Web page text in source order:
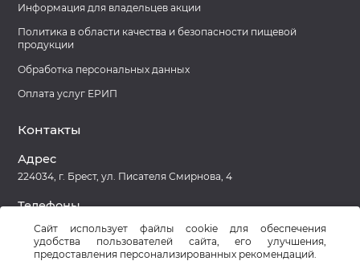
Информация для владельцев акции
Политика в области качества и безопасности пищевой
продукции
Обработка персональных данных
Оплата услуг ЕРИП
Контакты
Адрес
224034, г. Брест, ул. Писателя Смирнова, 4
Телефоны
8 (0162) 27-78-39 Приемная
Сайт использует файлы cookie для обеспечения
удобства пользователей сайта, его улучшения,
предоставления персонализированных рекомендаций.